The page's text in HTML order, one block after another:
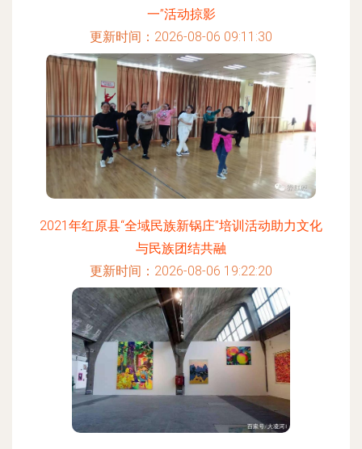
一”活动掠影
更新时间：2026-08-06 09:11:30
2021年红原县“全域民族新锅庄”培训活动助力文化
与民族团结共融
更新时间：2026-08-06 19:22:20